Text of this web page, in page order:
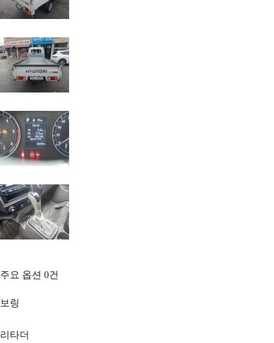
주요 옵션 0건
보링
리타더